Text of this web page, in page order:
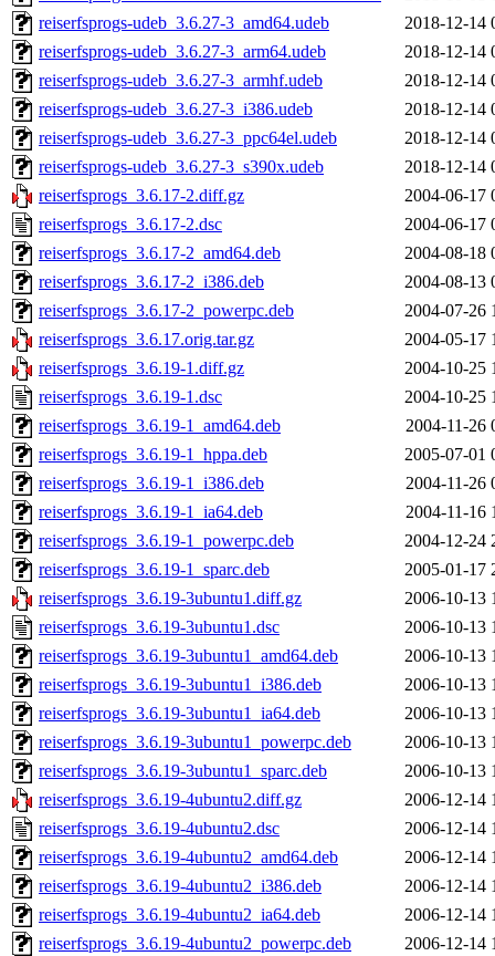
reiserfsprogs-udeb_3.6.27-3_amd64.udeb
2018-12-14
reiserfsprogs-udeb_3.6.27-3_arm64.udeb
2018-12-14
reiserfsprogs-udeb_3.6.27-3_armhf.udeb
2018-12-14
reiserfsprogs-udeb_3.6.27-3_i386.udeb
2018-12-14
reiserfsprogs-udeb_3.6.27-3_ppc64el.udeb
2018-12-14
reiserfsprogs-udeb_3.6.27-3_s390x.udeb
2018-12-14
reiserfsprogs_3.6.17-2.diff.gz
2004-06-17
reiserfsprogs_3.6.17-2.dsc
2004-06-17
reiserfsprogs_3.6.17-2_amd64.deb
2004-08-18
reiserfsprogs_3.6.17-2_i386.deb
2004-08-13
reiserfsprogs_3.6.17-2_powerpc.deb
2004-07-26
reiserfsprogs_3.6.17.orig.tar.gz
2004-05-17
reiserfsprogs_3.6.19-1.diff.gz
2004-10-25
reiserfsprogs_3.6.19-1.dsc
2004-10-25
reiserfsprogs_3.6.19-1_amd64.deb
2004-11-26
reiserfsprogs_3.6.19-1_hppa.deb
2005-07-01
reiserfsprogs_3.6.19-1_i386.deb
2004-11-26
reiserfsprogs_3.6.19-1_ia64.deb
2004-11-16
reiserfsprogs_3.6.19-1_powerpc.deb
2004-12-24
reiserfsprogs_3.6.19-1_sparc.deb
2005-01-17
reiserfsprogs_3.6.19-3ubuntu1.diff.gz
2006-10-13
reiserfsprogs_3.6.19-3ubuntu1.dsc
2006-10-13
reiserfsprogs_3.6.19-3ubuntu1_amd64.deb
2006-10-13
reiserfsprogs_3.6.19-3ubuntu1_i386.deb
2006-10-13
reiserfsprogs_3.6.19-3ubuntu1_ia64.deb
2006-10-13
reiserfsprogs_3.6.19-3ubuntu1_powerpc.deb
2006-10-13
reiserfsprogs_3.6.19-3ubuntu1_sparc.deb
2006-10-13
reiserfsprogs_3.6.19-4ubuntu2.diff.gz
2006-12-14
reiserfsprogs_3.6.19-4ubuntu2.dsc
2006-12-14
reiserfsprogs_3.6.19-4ubuntu2_amd64.deb
2006-12-14
reiserfsprogs_3.6.19-4ubuntu2_i386.deb
2006-12-14
reiserfsprogs_3.6.19-4ubuntu2_ia64.deb
2006-12-14
reiserfsprogs_3.6.19-4ubuntu2_powerpc.deb
2006-12-14